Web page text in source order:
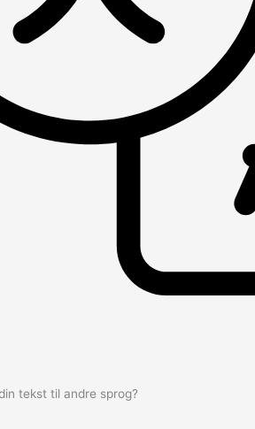
tekst til andre sprog?